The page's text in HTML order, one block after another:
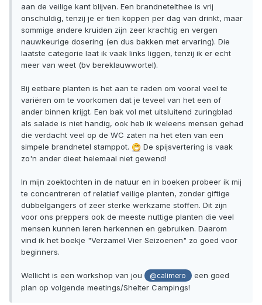
aan de veilige kant blijven. Een brandnetelthee is vrij
onschuldig, tenzij je er tien koppen per dag van drinkt, maar
sommige andere kruiden zijn zeer krachtig en vergen
nauwkeurige dosering (en dus bakken met ervaring). Die
laatste categorie laat ik vaak links liggen, tenzij ik er echt
meer van weet (bv bereklauwwortel).
Bij eetbare planten is het aan te raden om vooral veel te
variëren om te voorkomen dat je teveel van het een of
ander binnen krijgt. Een bak vol met uitsluitend zuringblad
als salade is niet handig, ook heb ik weleens mensen gehad
die verdacht veel op de WC zaten na het eten van een
simpele brandnetel stamppot.
De spijsvertering is vaak
zo'n ander dieet helemaal niet gewend!
In mijn zoektochten in de natuur en in boeken probeer ik mij
te concentreren of relatief veilige planten, zonder giftige
dubbelgangers of zeer sterke werkzame stoffen. Dit zijn
voor ons preppers ook de meeste nuttige planten die veel
mensen kunnen leren herkennen en gebruiken. Daarom
vind ik het boekje "Verzamel Vier Seizoenen" zo goed voor
beginners.
Wellicht is een workshop van jou @calimero
een goed
plan op volgende meetings/Shelter Campings!